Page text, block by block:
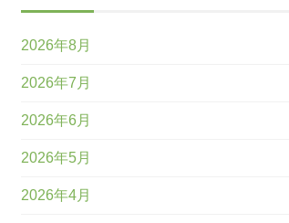
2026年8月
2026年7月
2026年6月
2026年5月
2026年4月